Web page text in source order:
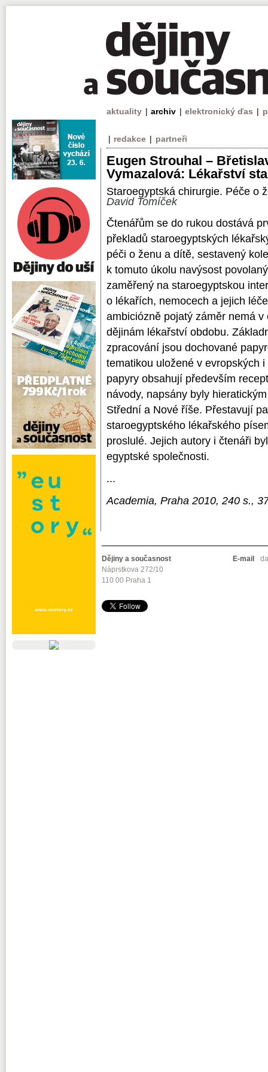
aktuality | archiv | elektronický ďas |
| redakce | partneři
Eugen Strouhal –
Vymazalová: Lékařství
Staroegyptská chirurgie. Péče o
David Tomíček
Čtenářům se do rukou dostává
překladů staroegyptských
péči o ženu a dítě, sestavený
k tomuto úkolu navýsost
zaměřený na staroegyptskou
o lékařích, nemocech a jejich
ambiciózně pojatý záměr nemá
dějinám lékařství obdobu.
zpracování jsou dochované
tematikou uložené v evropských
papyry obsahují především
návody, napsány byly
Střední a Nové říše. Přestavují
staroegyptského lékařského
proslulé. Jejich autory i čtenáři
egyptské společnosti.
...
Academia, Praha 2010, 240 s.,
Dějiny a současnost
Náprstkova 272/10
110 00 Praha 1
E-mail